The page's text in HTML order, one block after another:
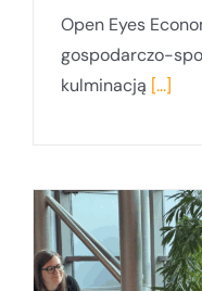
Open Eyes
gospodarczo-
kulminacją [...]